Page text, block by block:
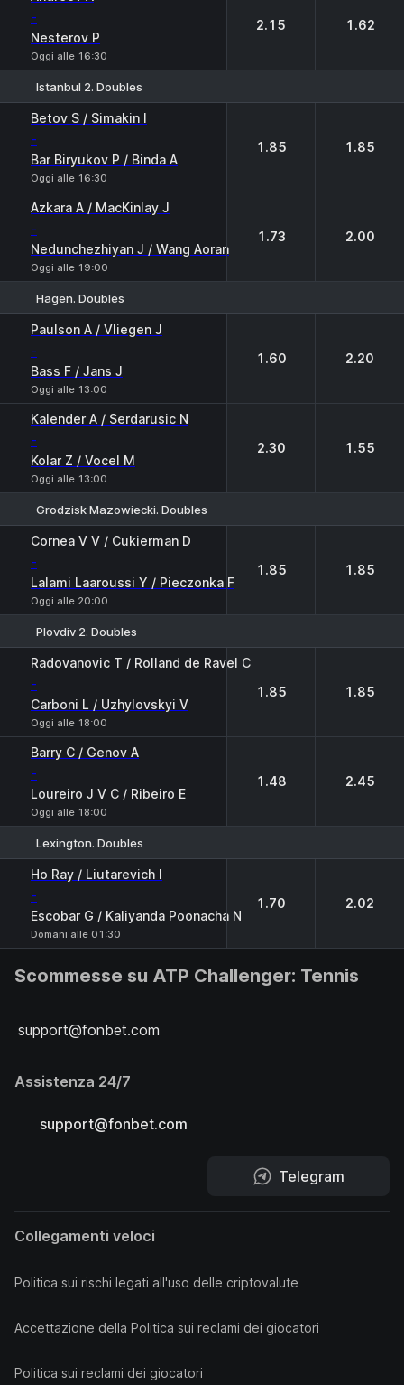
-
Nesterov P
Oggi alle 16:30
2.15 1.62
Istanbul 2. Doubles
Betov S / Simakin I
-
Bar Biryukov P / Binda A
Oggi alle 16:30
1.85 1.85
Azkara A / MacKinlay J
-
Nedunchezhiyan J / Wang Aoran
Oggi alle 19:00
1.73 2.00
Hagen. Doubles
Paulson A / Vliegen J
-
Bass F / Jans J
Oggi alle 13:00
1.60 2.20
Kalender A / Serdarusic N
-
Kolar Z / Vocel M
Oggi alle 13:00
2.30 1.55
Grodzisk Mazowiecki. Doubles
Cornea V V / Cukierman D
-
Lalami Laaroussi Y / Pieczonka F
Oggi alle 20:00
1.85 1.85
Plovdiv 2. Doubles
Radovanovic T / Rolland de Ravel C
-
Carboni L / Uzhylovskyi V
Oggi alle 18:00
1.85 1.85
Barry C / Genov A
-
Loureiro J V C / Ribeiro E
Oggi alle 18:00
1.48 2.45
Lexington. Doubles
Ho Ray / Liutarevich I
-
Escobar G / Kaliyanda Poonacha N
Domani alle 01:30
1.70 2.02
Scommesse su ATP Challenger: Tennis
support@fonbet.com
Assistenza 24/7
support@fonbet.com
Telegram
Collegamenti veloci
Politica sui rischi legati all'uso delle criptovalute
Accettazione della Politica sui reclami dei giocatori
Politica sui reclami dei giocatori